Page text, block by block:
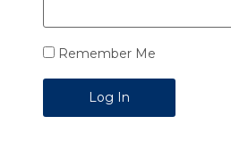
Remember Me